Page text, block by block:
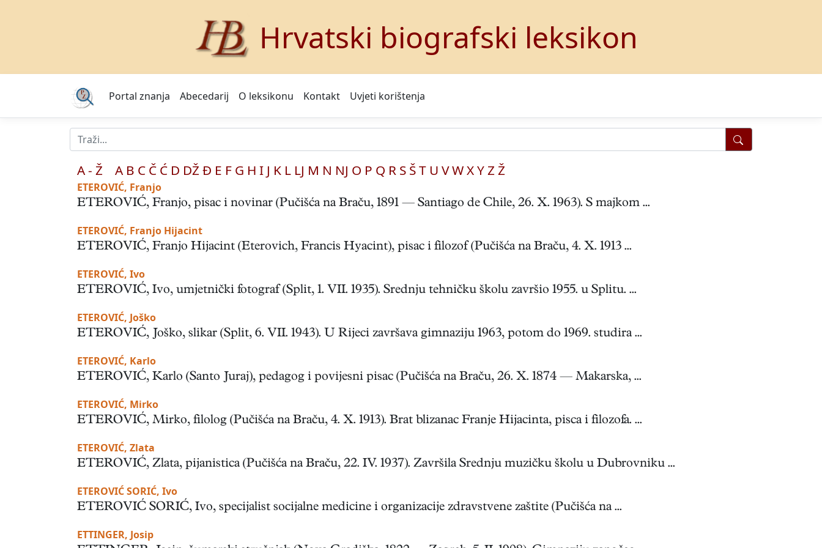
Hrvatski biografski leksikon
Portal znanja Abecedarij O leksikonu Kontakt Uvjeti korištenja
A - Ž A B C Č Ć D DŽ Đ E F G H I J K L LJ M N NJ O P Q R S ŠT U VWXYZ Ž
ETEROVIĆ, Franjo
ETEROVIĆ, Franjo, pisac i novinar (Pučišća na Braču, 1891 — Santiago de Chile, 26. X. 1963). S majkom ...
ETEROVIĆ, Franjo Hijacint
ETEROVIĆ, Franjo Hijacint (Eterovich, Francis Hyacint), pisac i filozof (Pučišća na Braču, 4. X. 1913 ...
ETEROVIĆ, Ivo
ETEROVIĆ, Ivo, umjetnički fotograf (Split, 1. VII. 1935). Srednju tehničku školu završio 1955. u Splitu. ...
ETEROVIĆ, Joško
ETEROVIĆ, Joško, slikar (Split, 6. VII. 1943). U Rijeci završava gimnaziju 1963, potom do 1969. studira ...
ETEROVIĆ, Karlo
ETEROVIĆ, Karlo (Santo Juraj), pedagog i povijesni pisac (Pučišća na Braču, 26. X. 1874 — Makarska, ...
ETEROVIĆ, Mirko
ETEROVIĆ, Mirko, filolog (Pučišća na Braču, 4. X. 1913). Brat blizanac Franje Hijacinta, pisca i filozofa. ...
ETEROVIĆ, Zlata
ETEROVIĆ, Zlata, pijanistica (Pučišća na Braču, 22. IV. 1937). Završila Srednju muzičku školu u Dubrovniku ...
ETEROVIĆ SORIĆ, Ivo
ETEROVIĆ SORIĆ, Ivo, specijalist socijalne medicine i organizacije zdravstvene zaštite (Pučišća na ...
ETTINGER, Josip